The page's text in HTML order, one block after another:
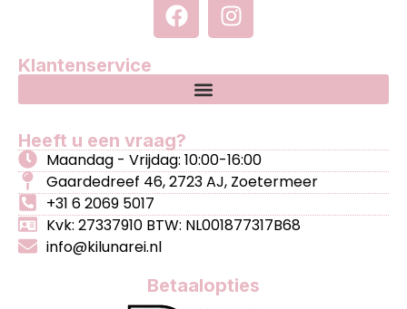
Klantenservice
Heeft u een vraag?
Maandag - Vrijdag: 10:00-16:00
Gaardedreef 46, 2723 AJ, Zoetermeer
+31 6 2069 5017
Kvk: 27337910 BTW: NL001877317B68
info@kilunarei.nl
Betaalopties